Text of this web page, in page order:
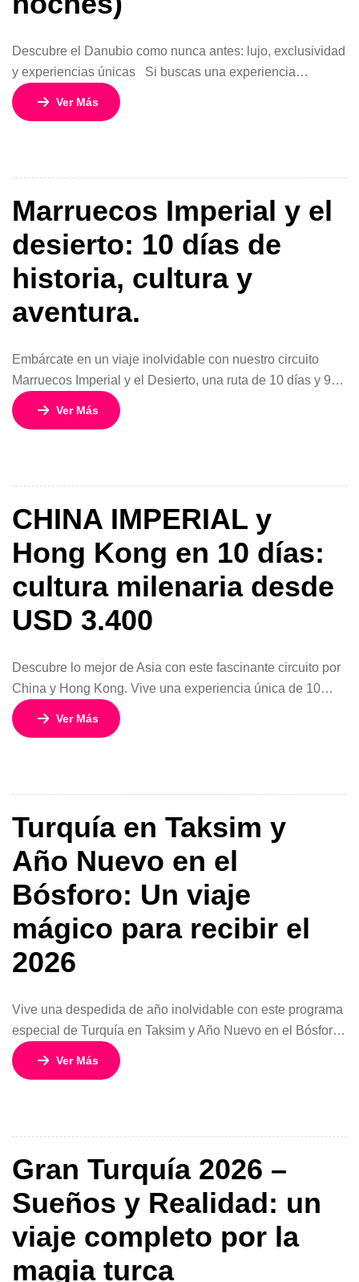
Descubre el Danubio como nunca antes: lujo, exclusividad
y experiencias únicas Si buscas una experiencia
realmente diferente en Europa, el programa Scenic Jasper
– Danubio en Profundidadredefine el concepto de viajar en
navegando desde […]
Ver Más
Marruecos Imperial y el
desierto: 10 días de
historia, cultura y
aventura.
Embárcate en un viaje inolvidable con nuestro circuito
Marruecos Imperial y el Desierto, una ruta de 10 días y 9
noches diseñada para sumergirte en la esencia del reino
alauita. Desde la vibrante Casablanca hasta la mística
[…]
Ver Más
CHINA IMPERIAL y
Hong Kong en 10 días:
cultura milenaria desde
USD 3.400
Descubre lo mejor de Asia con este fascinante circuito por
China y Hong Kong. Vive una experiencia única de 10
días y 9 noches desde USD 3.400 por persona en
habitación doble, recorriendo ciudades icónicas como
más […]
Ver Más
Turquía en Taksim y
Año Nuevo en el
Bósforo: Un viaje
mágico para recibir el
2026
Vive una despedida de año inolvidable con este programa
especial de Turquía en Taksim y Año Nuevo en el Bósforo,
disponible desde 2x 899 USD. Son 10 días y 9 noches
recorriendo Estambul y sus maravillas, con salidas
Ver Más
Gran Turquía 2026 –
Sueños y Realidad: un
viaje completo por la
magia turca